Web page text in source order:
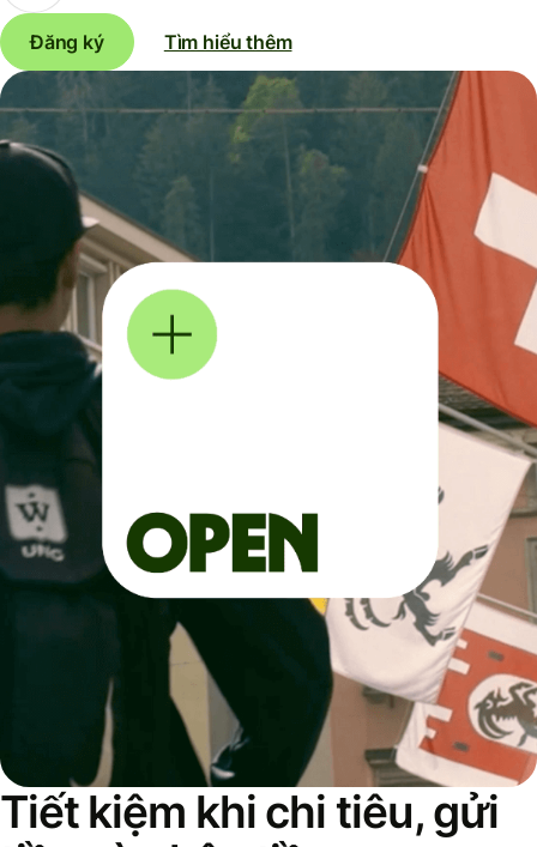
Đăng ký Tìm hiểu thêm
Tiết kiệm khi chi tiêu, gửi